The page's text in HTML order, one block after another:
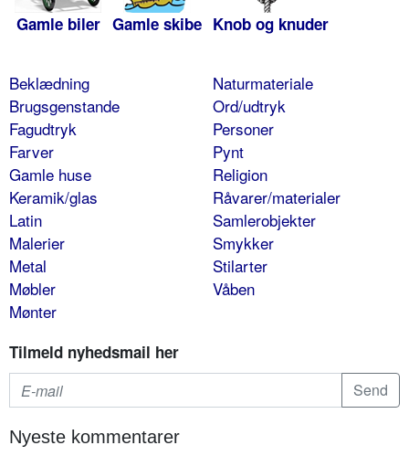
Gamle biler Gamle skibe Knob og knuder
Beklædning
Brugsgenstande
Fagudtryk
Farver
Gamle huse
Keramik/glas
Latin
Malerier
Metal
Møbler
Mønter
Naturmateriale
Ord/udtryk
Personer
Pynt
Religion
Råvarer/materialer
Samlerobjekter
Smykker
Stilarter
Våben
Tilmeld nyhedsmail her
Nyeste kommentarer